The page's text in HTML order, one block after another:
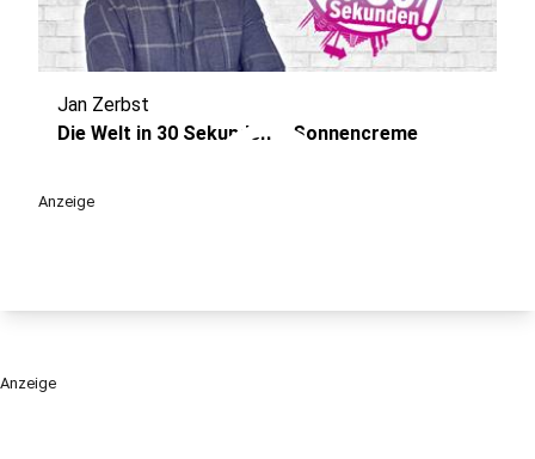
play_circle
Jan Zerbst
Die Welt in 30 Sekunden – Sonnencreme
Anzeige
Anzeige